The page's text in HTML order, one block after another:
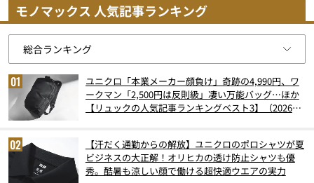
モノマックス 人気記事ランキング
ユニクロ「本業メーカー顔負け」奇跡の4,990円、ワ
ークマン「2,500円は反則級」凄い万能バッグ…ほか
【リュックの人気記事ランキングベスト3】（2026年
【汗だく通勤からの解放】ユニクロのポロシャツが夏
ビジネスの大正解！オリヒカの透け防止シャツも優
秀。酷暑も涼しい顔で働ける超快適ウエアの実力